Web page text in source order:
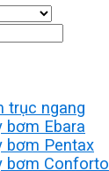
trục ngang
bơm Ebara
bơm Pentax
bơm Conforto